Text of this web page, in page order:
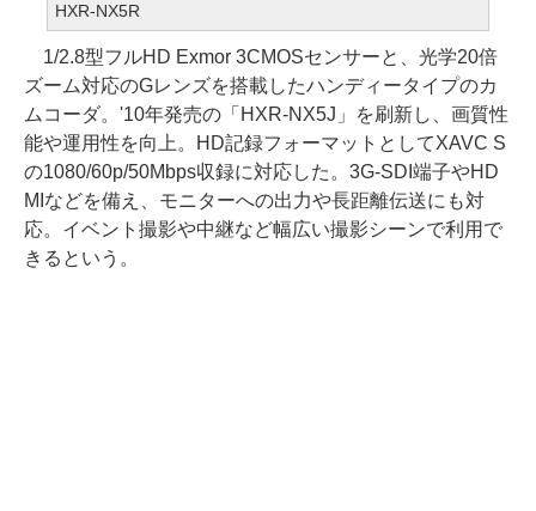
HXR-NX5R
1/2.8型フルHD Exmor 3CMOSセンサーと、光学20倍
ズーム対応のGレンズを搭載したハンディータイプのカ
ムコーダ。'10年発売の「HXR-NX5J」を刷新し、画質性
能や運用性を向上。HD記録フォーマットとしてXAVC S
の1080/60p/50Mbps収録に対応した。3G-SDI端子やHD
MIなどを備え、モニターへの出力や長距離伝送にも対
応。イベント撮影や中継など幅広い撮影シーンで利用で
きるという。